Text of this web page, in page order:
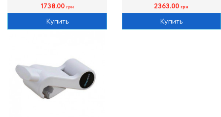
1738.00 грн
Купить
2363.00грн
Купить